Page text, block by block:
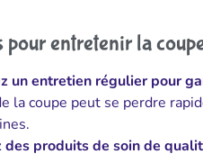
pour entretenir la
un entretien régulier pour
la coupe peut se perdre
des produits de soin de